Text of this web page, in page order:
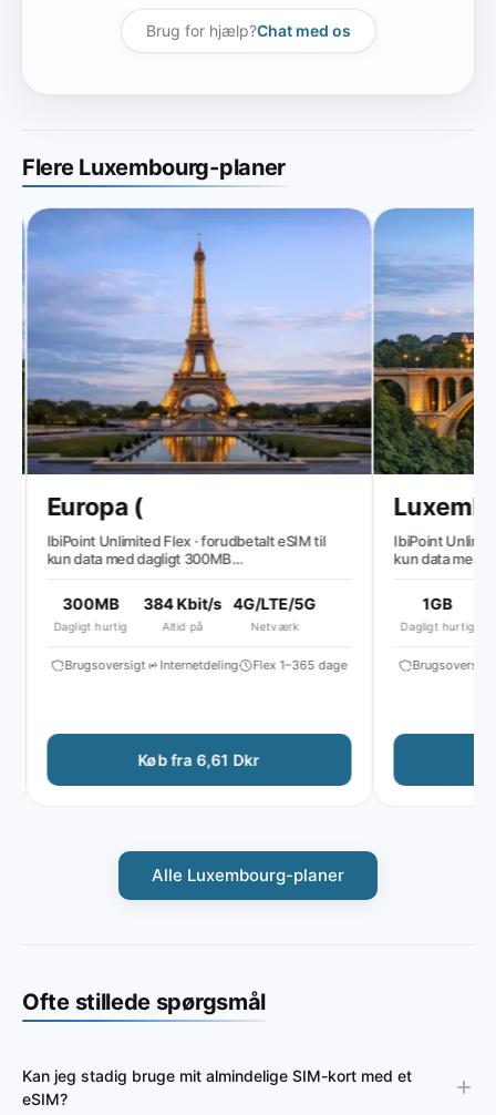
Brug for hjælp?Chat med os
Flere Luxembourg-planer
Europa (
IbiPoint Unlimited Flex · forudbetalt eSIM til
kun data med dagligt 300MB
hastighed til ~384 Kbit/s*
300MB
Dagligt hurtig
384 Kbit/s
Altid på
4G/LTE/5G
Netværk
Brugsoversigt Internetdeling Flex 1–365 dage
Køb fra 6,61 Dkr
IbiPoint
kun data med
1GB
Dagligt hurtig
Brugsoversigt
Alle Luxembourg-planer
Ofte stillede spørgsmål
Kan jeg stadig bruge mit almindelige SIM-kort med et
eSIM?